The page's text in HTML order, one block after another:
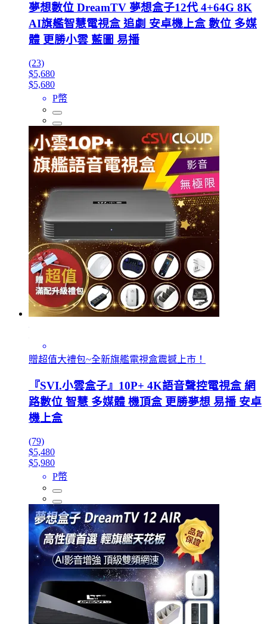
夢想數位 DreamTV 夢想盒子12代 4+64G 8K
AI旗艦智慧電視盒 追劇 安卓機上盒 數位 多媒
體 更勝小雲 藍圖 易播
(23)
$5,680
$5,680
P幣
贈超值大禮包~全新旗艦電視盒震撼上市！
『SVI.小雲盒子』10P+ 4K語音聲控電視盒 網
路數位 智慧 多媒體 機頂盒 更勝夢想 易播 安卓
機上盒
(79)
$5,480
$5,980
P幣